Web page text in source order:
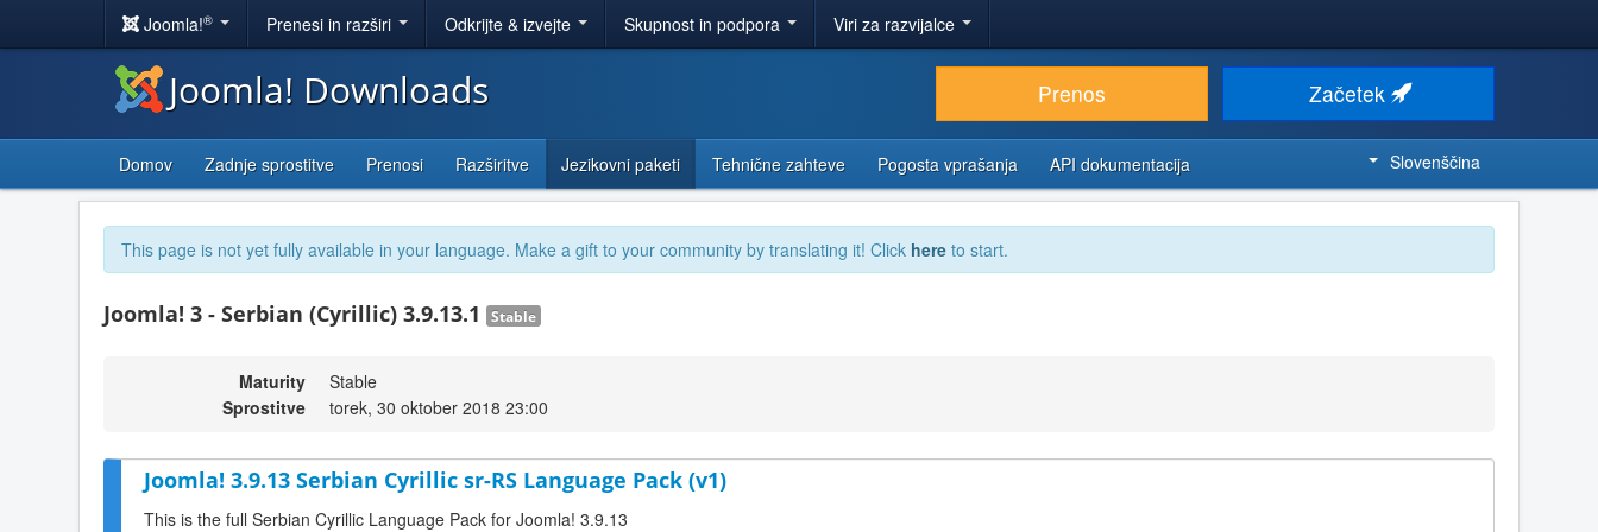
Joomla!® Prenesi in razširi Odkrijte & izvejte Skupnost in podpora Viri za razvijalce
Joomla! Downloads Prenos Začetek
Domov Zadnje sprostitve Prenosi Razširitve Jezikovni paketi Tehnične zahteve Pogosta vprašanja API dokumentacija Slovenščina
This page is not yet fully available in your language. Make a gift to your community by translating it! Click here to start.
Joomla! 3 - Serbian (Cyrillic) 3.9.13.1 Stable
Maturity
Stable
Sprostitve
torek, 30 oktober 2018 23:00
Joomla! 3.9.13 Serbian Cyrillic sr-RS Language Pack (v1)
This is the full Serbian Cyrillic Language Pack for Joomla! 3.9.13